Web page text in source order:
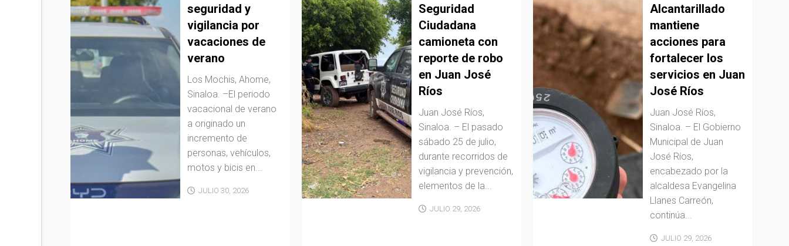
seguridad y
vigilancia por
vacaciones de
verano
Los Mochis, Ahome,
Sinaloa. –El periodo
vacacional de verano
a originado un
incremento de
personas, vehículos,
motos y bicis en...
JULIO 30, 2026
Seguridad
Ciudadana
camioneta con
reporte de robo
en Juan José
Ríos
Juan José Ríos,
Sinaloa. – El pasado
sábado 25 de julio,
durante recorridos de
vigilancia y prevención,
elementos de la...
JULIO 29, 2026
Alcantarillado
mantiene
acciones para
fortalecer los
servicios en Juan
José Ríos
Juan José Ríos,
Sinaloa. – El Gobierno
Municipal de Juan
José Ríos,
encabezado por la
alcaldesa Evangelina
Llanes Carreón,
continúa...
JULIO 29, 2026